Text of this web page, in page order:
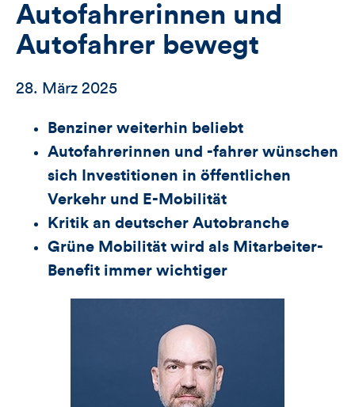
Autofahrerinnen und
Autofahrer bewegt
28. März 2025
Benziner weiterhin beliebt
Autofahrerinnen und -fahrer wünschen
sich Investitionen in öffentlichen
Verkehr und E-Mobilität
Kritik an deutscher Autobranche
Grüne Mobilität wird als Mitarbeiter-
Benefit immer wichtiger